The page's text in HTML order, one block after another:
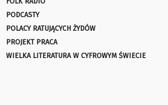
PODCASTY
POLACY RATUJĄCYCH ŻYDÓW
PROJEKT PRACA
WIELKA LITERATURA W CYFROWYM ŚWIECIE